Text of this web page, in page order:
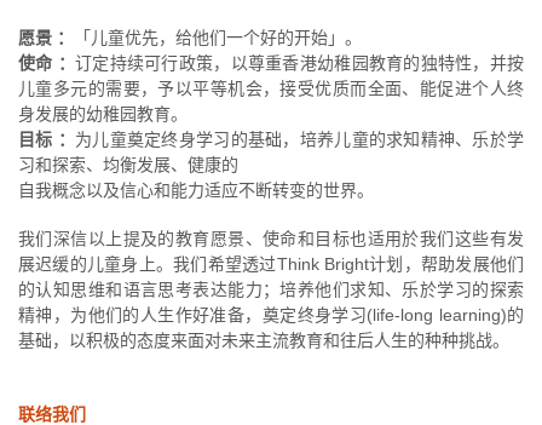
愿景 ：
「儿童优先，给他们一个好的开始」。
使命 ：订定持续可行政策，以尊重香港幼稚园教育的独特性，并按
儿童多元的需要，予以平等机会，接受优质而全面、能促进个人终
身发展的幼稚园教育。
目标 ： 为儿童奠定终身学习的基础，培养儿童的求知精神、乐於学
习和探索、均衡发展、健康的
自我概念以及信心和能力适应不断转变的世界。
我们深信以上提及的教育愿景、使命和目标也适用於我们这些有发
展迟缓的儿童身上。我们希望透过Think Bright计划，帮助发展他们
的认知思维和语言思考表达能力；培养他们求知、乐於学习的探索
精神，为他们的人生作好准备，奠定终身学习(life-long learning)的
基础，以积极的态度来面对未来主流教育和往后人生的种种挑战。
联络我们